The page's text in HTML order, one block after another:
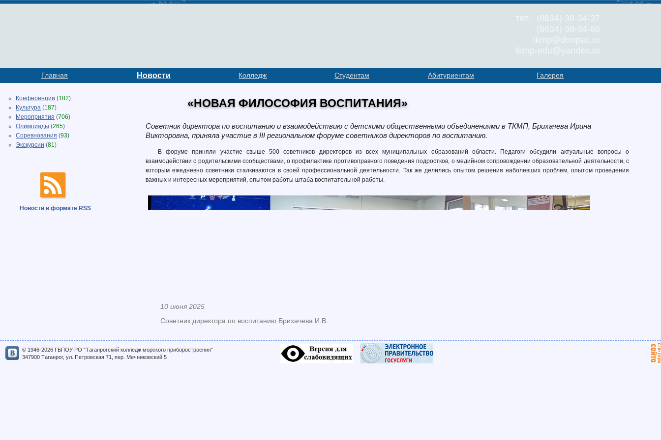
тел. (8634) 38-34-37
(8634) 38-34-68
tkmp@donpac.ru
tkmp-edu@yandex.ru
Главная Новости Колледж Студентам Абитуриентам Галерея
Конференции (182)
Культура (187)
Мероприятия (706)
Олимпиады (265)
Соревнования (93)
Экскурсии (81)
Новости в формате RSS
«НОВАЯ ФИЛОСОФИЯ ВОСПИТАНИЯ»
Советник директора по воспитанию и взаимодействию с детскими общественными объединениями в ТКМП, Брихачева Ирина
Викторовна, приняла участие в III региональном форуме советников директоров по воспитанию.
В форуме приняли участие свыше 500 советников директоров из всех муниципальных образований области. Педагоги обсудили актуальные вопросы о
взаимодействии с родительскими сообществами, о профилактике противоправного поведения подростков, о медийном сопровождении образовательной деятельности, с
которым ежедневно советники сталкиваются в своей профессиональной деятельности. Так же делились опытом решения наболевших проблем, опытом проведения
важных и интересных мероприятий, опытом работы штаба воспитательной работы.
10 июня 2025
Советник директора по воспитанию Брихачева И.В.
© 1946-2026 ГБПОУ РО "Таганрогский колледж морского приборостроения"
347900 Таганрог, ул. Петровская 71, пер. Мечниковский 5